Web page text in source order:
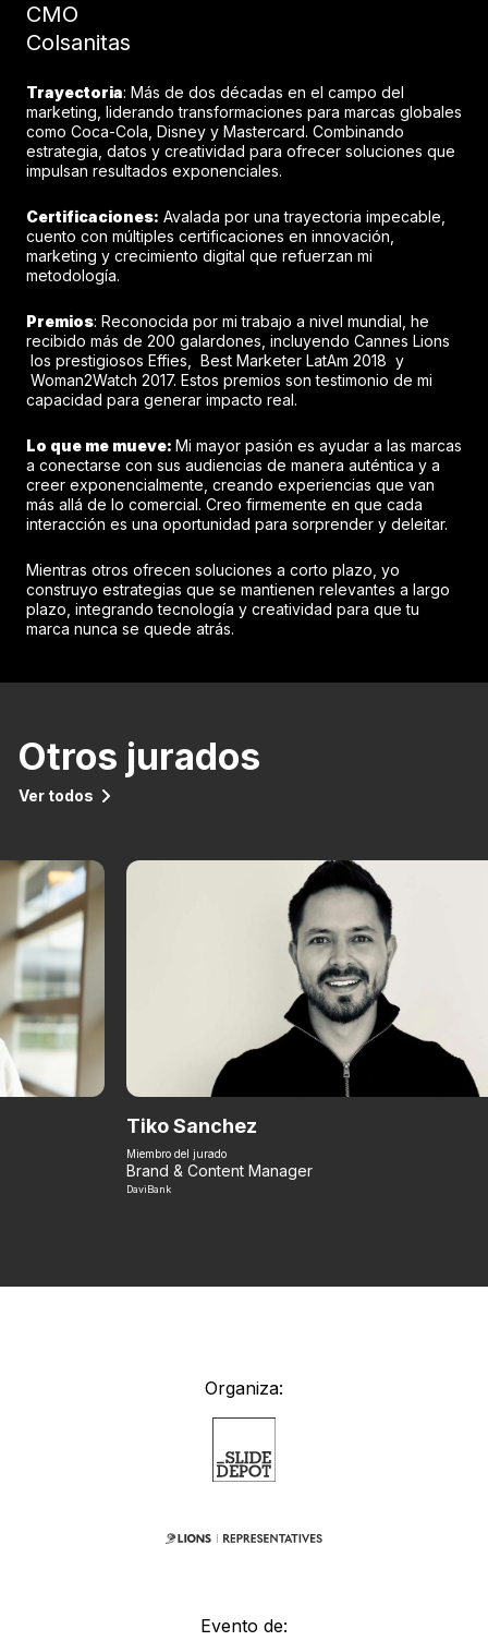
CMO
Colsanitas
Trayectoria: Más de dos décadas en el campo del
marketing, liderando transformaciones para marcas globales
como Coca-Cola, Disney y Mastercard. Combinando
estrategia, datos y creatividad para ofrecer soluciones que
impulsan resultados exponenciales.
Certificaciones: Avalada por una trayectoria impecable,
cuento con múltiples certificaciones en innovación,
marketing y crecimiento digital que refuerzan mi
metodología.
Premios: Reconocida por mi trabajo a nivel mundial, he
recibido más de 200 galardones, incluyendo Cannes Lions
los prestigiosos Effies, Best Marketer LatAm 2018 y
Woman2Watch 2017. Estos premios son testimonio de mi
capacidad para generar impacto real.
Lo que me mueve: Mi mayor pasión es ayudar a las marcas
a conectarse con sus audiencias de manera auténtica y a
creer exponencialmente, creando experiencias que van
más allá de lo comercial. Creo firmemente en que cada
interacción es una oportunidad para sorprender y deleitar.
Mientras otros ofrecen soluciones a corto plazo, yo
construyo estrategias que se mantienen relevantes a largo
plazo, integrando tecnología y creatividad para que tu
marca nunca se quede atrás.
Otros jurados
Ver todos
Tiko Sanchez
Miembro del jurado
Brand & Content Manager
DaviBank
Organiza:
Evento de: